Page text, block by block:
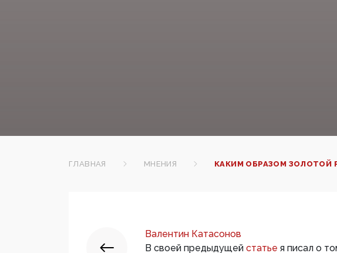
ГЛАВНАЯ МНЕНИЯ КАКИМ ОБРАЗОМ ЗОЛОТОЙ
Валентин Катасонов
В своей предыдущей статье я писал о